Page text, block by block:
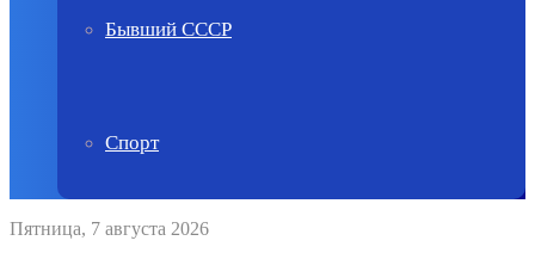
Бывший СССР
Спорт
Пятница, 7 августа 2026